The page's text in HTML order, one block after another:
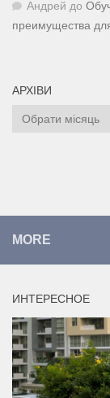
Андрей до
преимущества
АРХІВИ
Архіви
MORE
ИНТЕРЕСНОЕ